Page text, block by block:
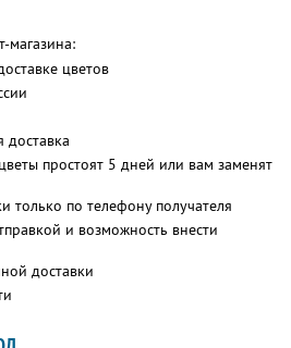
магазина:
цветов
доставка
простоят 5 дней или вам заменят
только по телефону получателя
и возможность внести
доставки